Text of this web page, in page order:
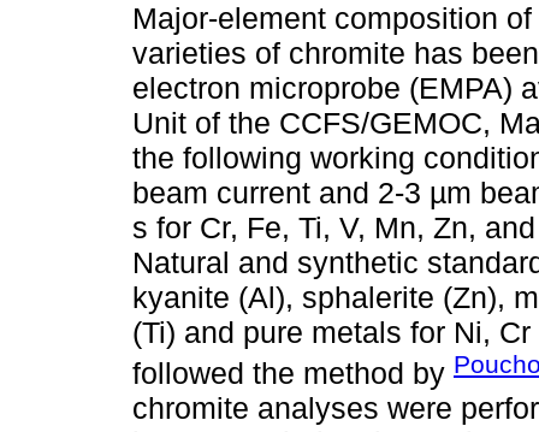
Major-element composition
varieties of chromite has
electron microprobe (EMPA)
Unit of the CCFS/GEMOC,
the following working
beam current and 2-3 µm
s for Cr, Fe, Ti, V, Mn, Zn,
Natural and synthetic
kyanite (Al), sphalerite (Zn),
(Ti) and pure metals for Ni,
followed the method by
chromite analyses were